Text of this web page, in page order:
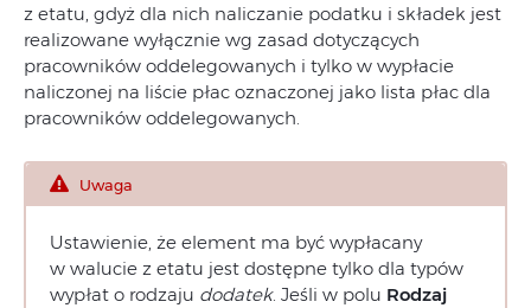
z etatu, gdyż dla nich naliczanie podatku i składek jest
realizowane wyłącznie wg zasad dotyczących
pracowników oddelegowanych i tylko w wypłacie
naliczonej na liście płac oznaczonej jako lista płac dla
pracowników oddelegowanych.
Uwaga
Ustawienie, że element ma być wypłacany
w walucie z etatu jest dostępne tylko dla typów
wypłat o rodzaju dodatek. Jeśli w polu Rodzaj